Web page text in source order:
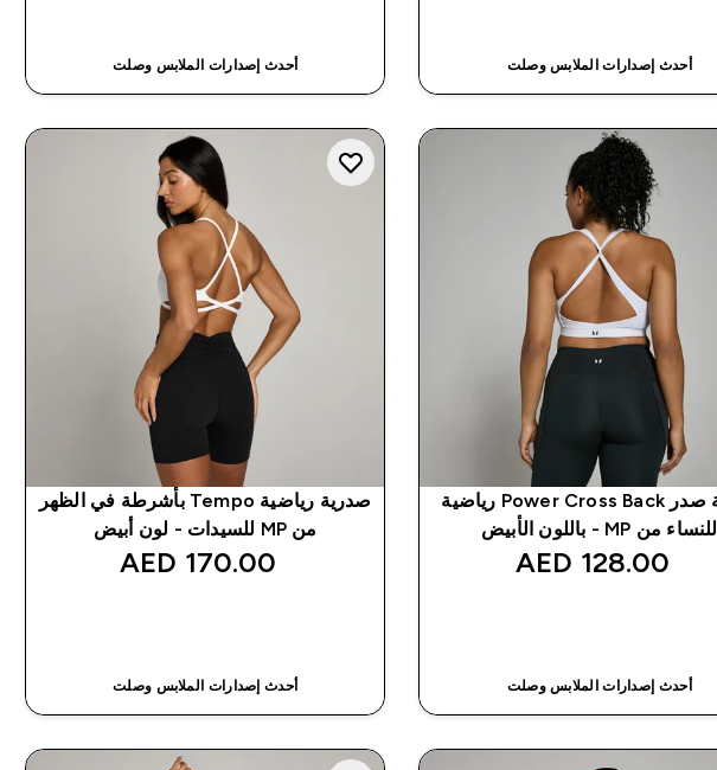
أحدث إصدارات الملابس وصلت أحدث إصدارات الملابس وصلت
حمّالة صدر Power Cross Back رياضية
للنساء من MP - باللون الأبيض
128.00 AED‎
أحدث إصدارات الملابس وصلت
صدرية رياضية Tempo بأشرطة في الظهر
من MP للسيدات - لون أبيض
170.00 AED‎
أحدث إصدارات الملابس وصلت